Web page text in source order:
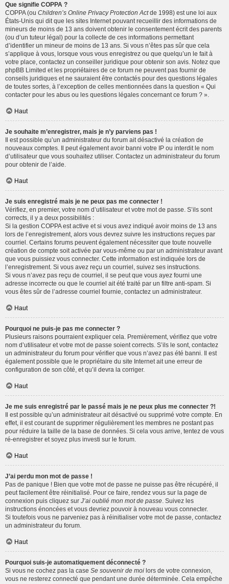
Que signifie COPPA ?
COPPA (ou Children’s Online Privacy Protection Actde 1998) est une loi aux
États-Unis qui dit que les sites Internet pouvant recueillir des informations de
mineurs de moins de 13 ans doivent obtenir le consentement écrit des parents
(ou d’un tuteur légal) pour la collecte de ces informations permettant
d’identifier un mineur de moins de 13 ans. Si vous n’êtes pas sûr que cela
s’applique à vous, lorsque vous vous enregistrez ou que quelqu’un le fait à
votre place, contactez un conseiller juridique pour obtenir son avis. Notez que
phpBB Limited et les propriétaires de ce forum ne peuvent pas fournir de
conseils juridiques et ne sauraient être contactés pour des questions légales
de toutes sortes, à l’exception de celles mentionnées dans la question « Qui
contacter pour les abus ou les questions légales concernant ce forum ? ».
Haut
Je souhaite m’enregistrer, mais je n’y parviens pas !
Il est possible qu’un administrateur du forum ait désactivé la création de
nouveaux comptes. Il peut également avoir banni votre IP ou interdit le nom
d’utilisateur que vous souhaitez utiliser. Contactez un administrateur du forum
pour obtenir de l’aide.
Haut
Je suis enregistré mais je ne peux pas me connecter !
Vérifiez, en premier, votre nom d’utilisateur et votre mot de passe. S’ils sont
corrects, il y a deux possibilités :
Si la gestion COPPA est active et si vous avez indiqué avoir moins de 13 ans
lors de l’enregistrement, alors vous devrez suivre les instructions reçues par
courriel. Certains forums peuvent également nécessiter que toute nouvelle
création de compte soit activée par vous-même ou par un administrateur avant
que vous puissiez vous connecter. Cette information est indiquée lors de
l’enregistrement. Si vous avez reçu un courriel, suivez ses instructions.
Si vous n’avez pas reçu de courriel, il se peut que vous ayez fourni une
adresse incorrecte ou que le courriel ait été traité par un filtre anti-spam. Si
vous êtes sûr de l’adresse courriel fournie, contactez un administrateur.
Haut
Pourquoi ne puis-je pas me connecter ?
Plusieurs raisons pourraient expliquer cela. Premièrement, vérifiez que votre
nom d’utilisateur et votre mot de passe soient corrects. S’ils le sont, contactez
un administrateur du forum pour vérifier que vous n’avez pas été banni. Il est
également possible que le propriétaire du site Internet ait une erreur de
configuration de son côté, et qu’il devra la corriger.
Haut
Je me suis enregistré par le passé mais je ne peux plus me connecter ?!
Il est possible qu’un administrateur ait désactivé ou supprimé votre compte. En
effet, il est courant de supprimer régulièrement les membres ne postant pas
pour réduire la taille de la base de données. Si cela vous arrive, tentez de vous
ré-enregistrer et soyez plus investi sur le forum.
Haut
J’ai perdu mon mot de passe !
Pas de panique ! Bien que votre mot de passe ne puisse pas être récupéré, il
peut facilement être réinitialisé. Pour ce faire, rendez vous sur la page de
connexion puis cliquez sur J’ai oublié mon mot de passe . Suivez les
instructions énoncées et vous devriez pouvoir à nouveau vous connecter.
Si toutefois vous ne parveniez pas à réinitialiser votre mot de passe, contactez
un administrateur du forum.
Haut
Pourquoi suis-je automatiquement déconnecté ?
Si vous ne cochez pas la case Se souvenir de moi lors de votre connexion,
vous ne resterez connecté que pendant une durée déterminée. Cela empêche